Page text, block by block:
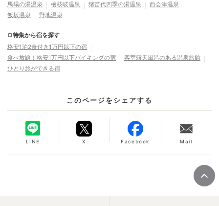
馬場の湯温泉
檜枝岐温泉 猪苗代四季の湯温泉
西会津温泉
飯坂温泉
野地温泉
○特集から宿を探す
格安1泊2食付き1万円以下の宿
食べ放題！格安1万円以下バイキングの宿
客室露天風呂のある温泉旅館
ひとり旅ができる宿
このページをシェアする
LINE X Facebook Mail